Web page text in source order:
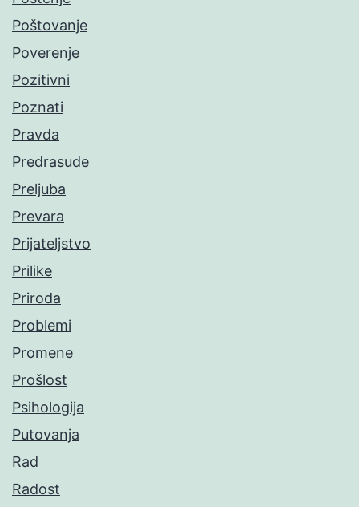
Poštovanje
Poverenje
Pozitivni
Poznati
Pravda
Predrasude
Preljuba
Prevara
Prijateljstvo
Prilike
Priroda
Problemi
Promene
Prošlost
Psihologija
Putovanja
Rad
Radost